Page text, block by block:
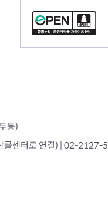
동)
센터로 연결) | 02-2127-